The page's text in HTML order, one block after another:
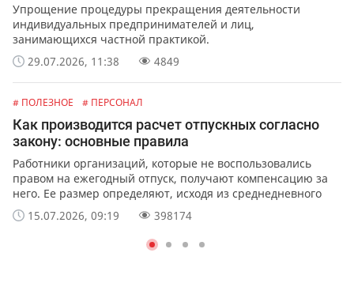
Упрощение процедуры прекращения деятельности
индивидуальных предпринимателей и лиц,
занимающихся частной практикой.
29.07.2026, 11:38
4849
# ПОЛЕЗНОЕ # ПЕРСОНАЛ
Как производится расчет отпускных согласно
закону: основные правила
Работники организаций, которые не воспользовались
правом на ежегодный отпуск, получают компенсацию за
него. Ее размер определяют, исходя из среднедневного
заработка сотрудника.
15.07.2026, 09:19 398174